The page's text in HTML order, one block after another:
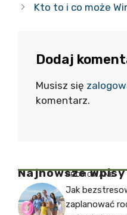
Kto to i co może
Dodaj
Musisz się
komentarz.
Najnowsze Wpisy
PROMOWANE
Jak
zaplanować